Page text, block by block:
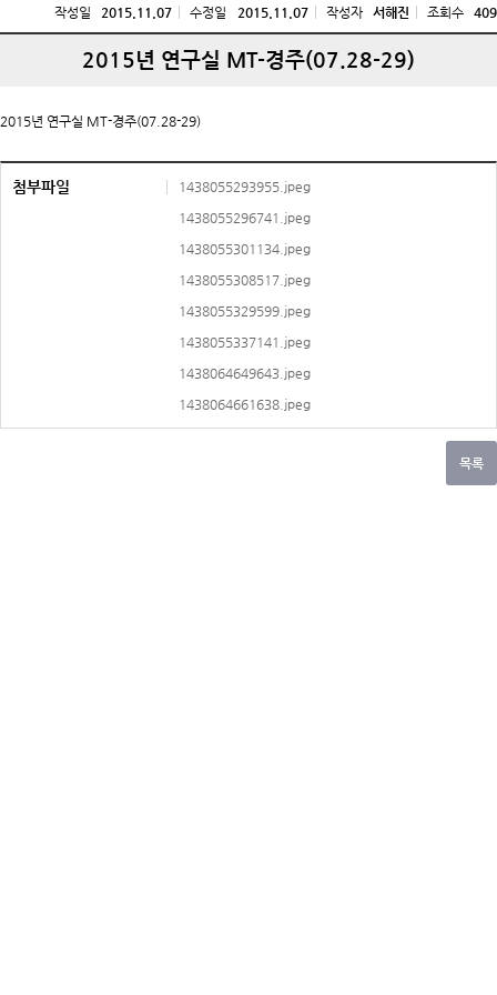
작성일 2015.11.07 수정일 2015.11.07 작성자 서해진 조회수 409
2015년 연구실 MT-경주(07.28-29)
2015년 연구실 MT-경주(07.28-29)
첨부파일
1438055293955.jpeg
1438055296741.jpeg
1438055301134.jpeg
1438055308517.jpeg
1438055329599.jpeg
1438055337141.jpeg
1438064649643.jpeg
1438064661638.jpeg